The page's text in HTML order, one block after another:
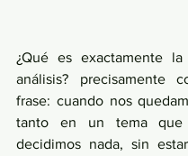
¿Qué es exactamente
análisis? precisamente
frase: cuando nos
tanto en un tema
decidimos nada, sin